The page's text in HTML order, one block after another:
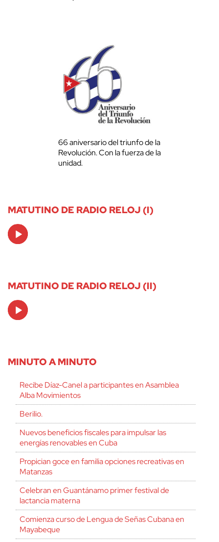
66 aniversario del triunfo de la
Revolución. Con la fuerza de la
unidad.
MATUTINO DE RADIO RELOJ (I)
Audio
Player
MATUTINO DE RADIO RELOJ (II)
Audio
Player
MINUTO A MINUTO
Recibe Díaz-Canel a participantes en Asamblea
Alba Movimientos
Berilio.
Nuevos beneficios fiscales para impulsar las
energías renovables en Cuba
Propician goce en familia opciones recreativas en
Matanzas
Celebran en Guantánamo primer festival de
lactancia materna
Comienza curso de Lengua de Señas Cubana en
Mayabeque